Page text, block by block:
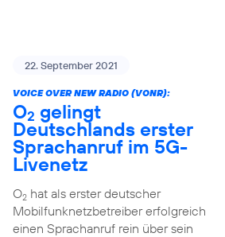
22. September 2021
VOICE OVER NEW RADIO (VONR):
O2 gelingt
Deutschlands erster
Sprachanruf im 5G-
Livenetz
O2hat als erster deutscher
Mobilfunknetzbetreiber erfolgreich
einen Sprachanruf rein über sein